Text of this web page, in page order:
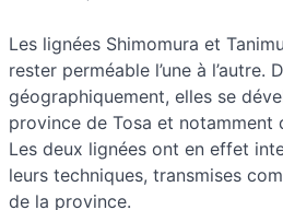
Les lignées Shimomura et
rester perméable l’une à l’autre.
géographiquement, elles se
province de Tosa et notamment
Les deux lignées ont en effet
leurs techniques, transmises
de la province.